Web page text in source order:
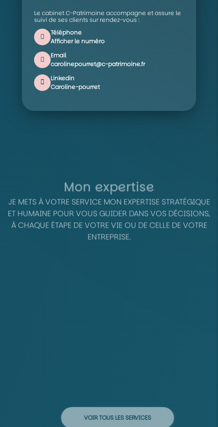
Le cabinet C-Patrimoine accompagne et assure le
suivi de ses clients sur rendez-vous :
Téléphone
Afficher le numéro
Email
carolinepourret@c-patrimoine.fr
Linkedin
Caroline-pourret
Mon expertise
JE METS À VOTRE SERVICE MON EXPERTISE STRATÉGIQUE
ET HUMAINE POUR VOUS GUIDER DANS VOS DÉCISIONS,
À CHAQUE ÉTAPE DE VOTRE VIE OU DE CELLE DE VOTRE
ENTREPRISE.
VOIR TOUS LES SERVICES